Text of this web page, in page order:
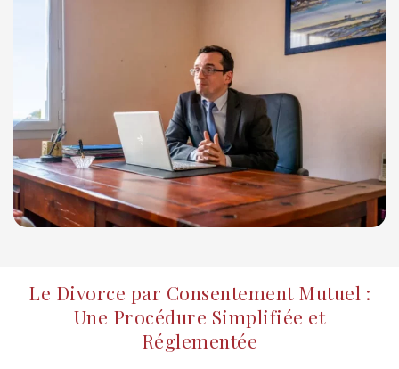
Le Divorce par Consentement Mutuel :
Une Procédure Simplifiée et
Réglementée